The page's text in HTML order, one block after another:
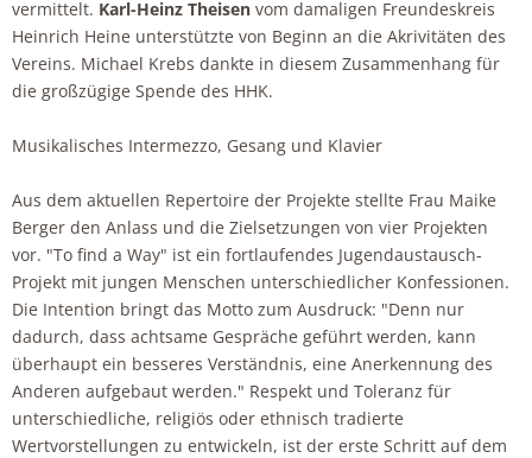
vermittelt. Karl-Heinz Theisen vom damaligen Freundeskreis
Heinrich Heine unterstützte von Beginn an die Akrivitäten des
Vereins. Michael Krebs dankte in diesem Zusammenhang für
die großzügige Spende des HHK.
Musikalisches Intermezzo, Gesang und Klavier
Aus dem aktuellen Repertoire der Projekte stellte Frau Maike
Berger den Anlass und die Zielsetzungen von vier Projekten
vor. "To find a Way" ist ein fortlaufendes Jugendaustausch-
Projekt mit jungen Menschen unterschiedlicher Konfessionen.
Die Intention bringt das Motto zum Ausdruck: "Denn nur
dadurch, dass achtsame Gespräche geführt werden, kann
überhaupt ein besseres Verständnis, eine Anerkennung des
Anderen aufgebaut werden." Respekt und Toleranz für
unterschiedliche, religiös oder ethnisch tradierte
Wertvorstellungen zu entwickeln, ist der erste Schritt auf dem